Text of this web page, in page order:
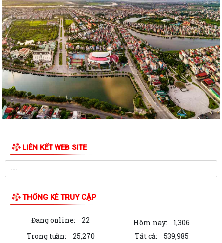
thảo Nghị quyết quy định...
BÀI TUYÊN TRUYỀN VỀ LUẬT CHUYỂN ĐỔI SỐ TRÊN ĐỊA BÀN
PHƯỜNG LÊ ĐẠI HÀNH
THÔNG BÁO Thay đổi địa chỉ trụ sở làm việc của Đảng ủy - HĐND UBND
- UBMTTQ phường, số lượng và...
THÔNG BÁO Thay đổi địa chỉ trụ sở làm việc của Đảng ủy - HĐND UBND
- UBMTTQ phường, số lượng và...
Quyết định Ban hành Quy chế tiếp công dân, tiếp nhận, phân loại xử lý
Quyết định ban hành Nội quy tiếp công dân trực tuyến của Ủy ban
nhân dân phường Lê Đại Hành
V/v xin ý kiến tham gia vào dự thảo Nghị quyết của HĐND phường quy
THÔNG BÁO Công khai danh sách các trường hợp đề nghị xét tặng,
LIÊN KẾT WEB SITE
THỐNG KÊ TRUY CẬP
Đang online: 22 Hôm nay:
1,306
Trong tuần:
25,270 Tất cả: 539,985